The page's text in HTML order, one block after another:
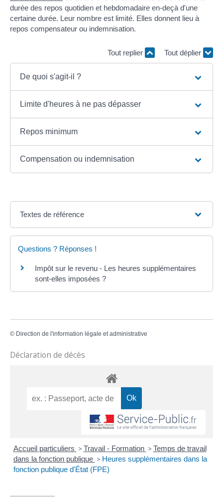
durée des repos quotidien et hebdomadaire en-deçà d'une
certaine durée. Leur nombre est limité. Elles donnent lieu à
repos compensateur ou indemnisation.
Tout replier Tout déplier
De quoi s'agit-il ?
Limite d'heures à ne pas dépasser
Repos minimum
Compensation ou indemnisation
Textes de référence
Questions ? Réponses !
Impôt sur le revenu - Les heures supplémentaires
sont-elles imposées ?
© Direction de l'information légale et administrative
Déclaration de décès
Accueil particuliers > Travail - Formation > Temps de travail
dans la fonction publique > Heures supplémentaires dans la
fonction publique d'État (FPE)